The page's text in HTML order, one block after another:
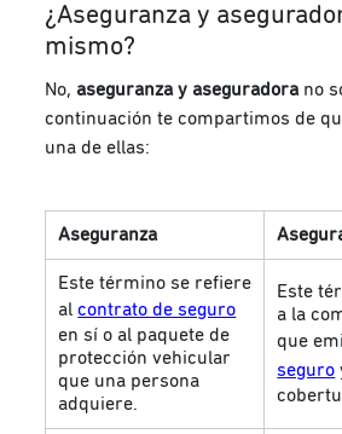
¿Aseguranza y
mismo?
No, aseguranza y aseguradora no
continuación te compartimos de
una de ellas:
Aseguranza
Este término se refiere
alcontrato de seguro
en sí o al paquete de
protección vehicular
que una persona
adquiere.
Este
a la
que
seguro